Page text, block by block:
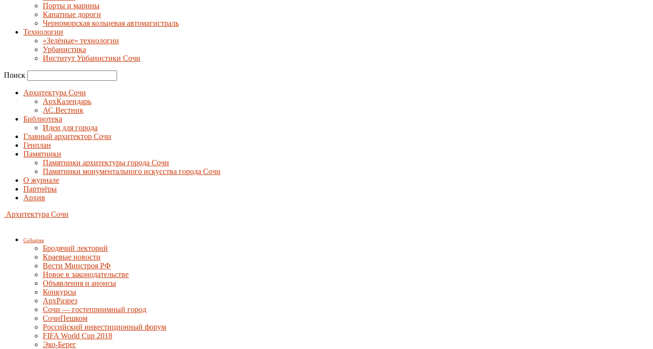
Порты и марины
Канатные дороги
Черноморская кольцевая автомагистраль
Технологии
«Зелёные» технологии
Урбанистика
Институт Урбанистики Сочи
Поиск
Архитектура Сочи
АрхКалендарь
АС.Вестник
Библиотека
Идеи для города
Главный архитектор Сочи
Генплан
Памятники
Памятники архитектуры города Сочи
Памятники монументального искусства города Сочи
О журнале
Партнёры
Архив
Архитектура Сочи
События
Бродячий лекторий
Краевые новости
Вести Минстроя РФ
Новое в законодательстве
Объявления и анонсы
Конкурсы
АрхРазрез
Сочи — гостеприимный город
СочиПешком
Российский инвестиционный форум
FIFA World Cup 2018
Эко-Берег